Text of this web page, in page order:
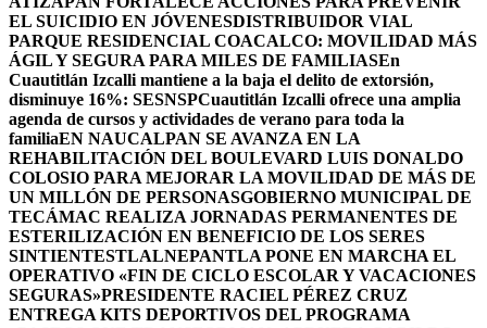
EL SUICIDIO EN JÓVENESDISTRIBUIDOR VIAL
PARQUE RESIDENCIAL COACALCO: MOVILIDAD MÁS
ÁGIL Y SEGURA PARA MILES DE FAMILIASEn
Cuautitlán Izcalli mantiene a la baja el delito de extorsión,
disminuye 16%: SESNSPCuautitlán Izcalli ofrece una amplia
agenda de cursos y actividades de verano para toda la
familiaEN NAUCALPAN SE AVANZA EN LA
REHABILITACIÓN DEL BOULEVARD LUIS DONALDO
COLOSIO PARA MEJORAR LA MOVILIDAD DE MÁS DE
UN MILLÓN DE PERSONASGOBIERNO MUNICIPAL DE
TECÁMAC REALIZA JORNADAS PERMANENTES DE
ESTERILIZACIÓN EN BENEFICIO DE LOS SERES
SINTIENTESTLALNEPANTLA PONE EN MARCHA EL
OPERATIVO «FIN DE CICLO ESCOLAR Y VACACIONES
SEGURAS»PRESIDENTE RACIEL PÉREZ CRUZ
ENTREGA KITS DEPORTIVOS DEL PROGRAMA